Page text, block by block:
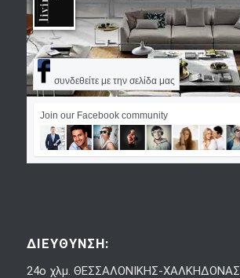
συνδεθείτε με την σελίδα μας
Join our Facebook community
ΔΙΕΥΘΥΝΣΗ:
24ο χλμ. ΘΕΣΣΑΛΟΝΙΚΗΣ-ΧΑΛΚΗΔΟΝΑΣ